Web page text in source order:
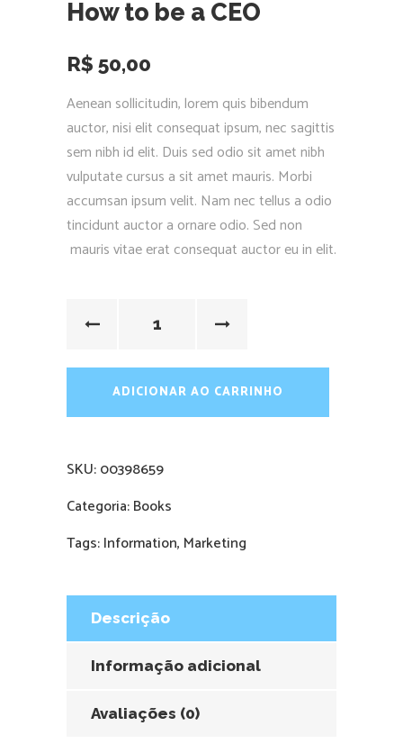
How to be a CEO
R$ 50,00
Aenean sollicitudin, lorem quis bibendum
auctor, nisi elit consequat ipsum, nec sagittis
sem nibh id elit. Duis sed odio sit amet nibh
vulputate cursus a sit amet mauris. Morbi
accumsan ipsum velit. Nam nec tellus a odio
tincidunt auctor a ornare odio. Sed non
mauris vitae erat consequat auctor eu in elit.
ADICIONAR AO CARRINHO
SKU:00398659
Categoria:Books
Tags:Information, Marketing
Descrição
Informação adicional
Avaliações (0)